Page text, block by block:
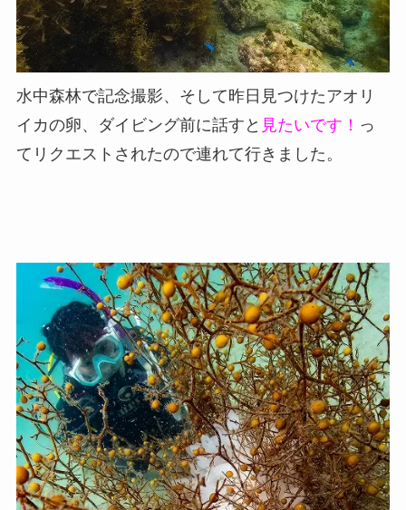
水中森林で記念撮影、そして昨日見つけたアオリ
イカの卵、ダイビング前に話すと 見たいです！ っ
てリクエストされたので連れて行きました。